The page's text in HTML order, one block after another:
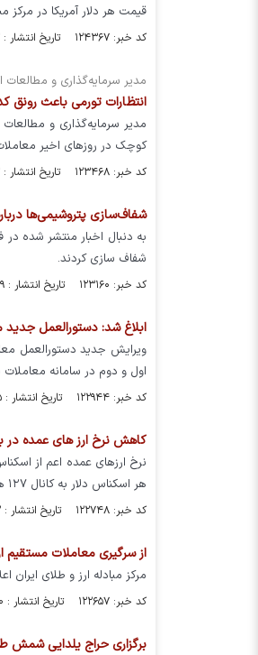
قیمت هر دلار آمریکا در مرکز مبادله ارز و
کد خبر: ۱۲۴۳۶۷ تاریخ انتشار : ۱۴۰۴/۱۱/۱۲
مدیر سرمایه‌گذاری و
انتظارات تورمی باعث رونق
مدیر سرمایه‌گذاری و
کوچک در روزهای اخیر
کد خبر: ۱۲۳۴۶۸ تاریخ انتشار : ۱۴۰۴/۱۱/۰۳
شفاف‌سازی پتروشیمی‌ها
به‌ دنبال اخبار منتشر شده
شفاف سازی کردند.
کد خبر: ۱۲۳۱۶۰ تاریخ انتشار : ۱۴۰۴/۱۰/۲۹
ابلاغ شد: دستورالعمل جدید
ویرایش جدید دستورالعمل
اول و دوم در سامانه معاملات
کد خبر: ۱۲۲۹۴۴ تاریخ انتشار : ۱۴۰۴/۱۰/۲۵
کاهش نرخ ارز های عمده در
هر اسکناس دلار به کانال ۱۲۷ هزار تومان رسیده است.
کد خبر: ۱۲۲۷۴۸ تاریخ انتشار : ۱۴۰۴/۱۰/۲۲
از سرگیری معاملات مستقیم
مرکز مبادله ارز و طلای ایران اعلام کرد: معاملات
کد خبر: ۱۲۲۶۵۷ تاریخ انتشار : ۱۴۰۴/۱۰/۲۰
برگزاری حراج یلدایی شمش